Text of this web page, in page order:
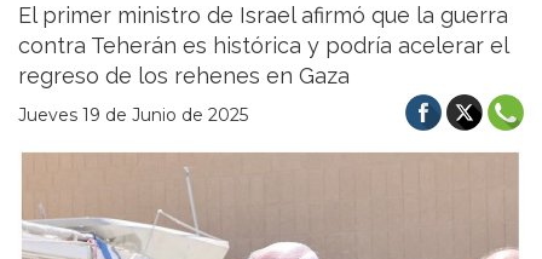
El primer ministro de Israel afirmó que la guerra
contra Teherán es histórica y podría acelerar el
regreso de los rehenes en Gaza
Jueves 19 de Junio de 2025